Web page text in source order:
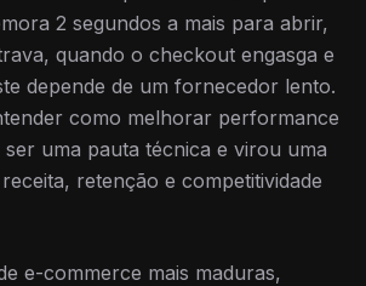
2 segundos a mais para abrir,
quando o checkout engasga e
depende de um fornecedor lento.
como melhorar performance
uma pauta técnica e virou uma
retenção e competitividade
e-commerce mais maduras,